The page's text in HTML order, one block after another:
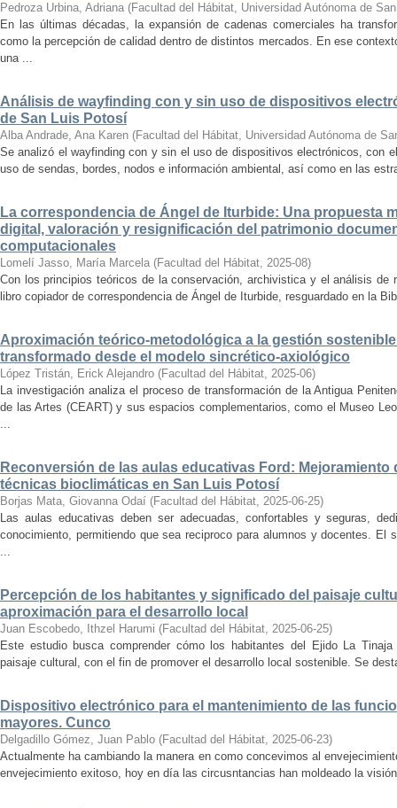
Pedroza Urbina, Adriana (Facultad del Hábitat, Universidad Autónoma de
En las últimas décadas, la expansión de cadenas comerciales ha
como la percepción de calidad dentro de distintos mercados. En ese
una ...
Análisis de wayfinding con y sin uso de dispositivos
de San Luis Potosí
Alba Andrade, Ana Karen (Facultad del Hábitat, Universidad Autónoma de
Se analizó el wayfinding con y sin el uso de dispositivos electrónicos, con
uso de sendas, bordes, nodos e información ambiental, así como en las
La correspondencia de Ángel de Iturbide: Una propuesta
digital, valoración y resignificación del patrimonio
computacionales
Lomelí Jasso, María Marcela (Facultad del Hábitat, 2025-08)
Con los principios teóricos de la conservación, archivistica y el análisis de
libro copiador de correspondencia de Ángel de Iturbide, resguardado en la
Aproximación teórico-metodológica a la gestión
transformado desde el modelo sincrético-axiológico
López Tristán, Erick Alejandro (Facultad del Hábitat, 2025-06)
La investigación analiza el proceso de transformación de la Antigua
de las Artes (CEART) y sus espacios complementarios, como el Museo
...
Reconversión de las aulas educativas Ford:
técnicas bioclimáticas en San Luis Potosí
Borjas Mata, Giovanna Odaí (Facultad del Hábitat, 2025-06-25)
Las aulas educativas deben ser adecuadas, confortables y seguras,
conocimiento, permitiendo que sea reciproco para alumnos y docentes. El
...
Percepción de los habitantes y significado del paisaje
aproximación para el desarrollo local
Juan Escobedo, Ithzel Harumi (Facultad del Hábitat, 2025-06-25)
Este estudio busca comprender cómo los habitantes del Ejido La
paisaje cultural, con el fin de promover el desarrollo local sostenible. Se
Dispositivo electrónico para el mantenimiento de las
mayores. Cunco
Delgadillo Gómez, Juan Pablo (Facultad del Hábitat, 2025-06-23)
Actualmente ha cambiando la manera en como concevimos al
envejecimiento exitoso, hoy en día las circusntancias han moldeado la